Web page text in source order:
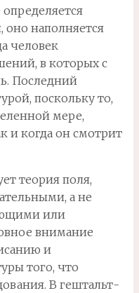
оно наполняется
человек
в которых с
Последний
поскольку то,
мере,
и когда он смотрит
теория поля,
а не
или
внимание
и
того, что
В гештальт-